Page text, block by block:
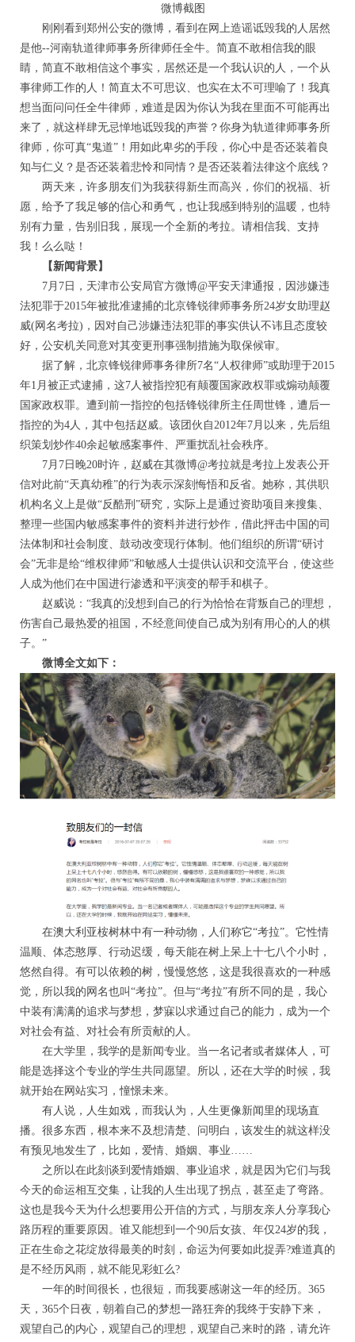
微博截图
刚刚看到郑州公安的微博，看到在网上造谣诋毁我的人居然
是他--河南轨道律师事务所律师任全牛。简直不敢相信我的眼
睛，简直不敢相信这个事实，居然还是一个我认识的人，一个从
事律师工作的人！简直太不可思议、也实在太不可理喻了！我真
想当面问问任全牛律师，难道是因为你认为我在里面不可能再出
来了，就这样肆无忌惮地诋毁我的声誉？你身为轨道律师事务所
律师，你可真“鬼道”！用如此卑劣的手段，你心中是否还装着良
知与仁义？是否还装着悲怜和同情？是否还装着法律这个底线？
两天来，许多朋友们为我获得新生而高兴，你们的祝福、祈
愿，给予了我足够的信心和勇气，也让我感到特别的温暖，也特
别有力量，告别旧我，展现一个全新的考拉。请相信我、支持
我！么么哒！
【新闻背景】
7月7日，天津市公安局官方微博@平安天津通报，因涉嫌违
法犯罪于2015年被批准逮捕的北京锋锐律师事务所24岁女助理赵
威(网名考拉)，因对自己涉嫌违法犯罪的事实供认不讳且态度较
好，公安机关同意对其变更刑事强制措施为取保候审。
据了解，北京锋锐律师事务律所7名“人权律师”或助理于2015
年1月被正式逮捕，这7人被指控犯有颠覆国家政权罪或煽动颠覆
国家政权罪。遭到前一指控的包括锋锐律所主任周世锋，遭后一
指控的为4人，其中包括赵威。该团伙自2012年7月以来，先后组
织策划炒作40余起敏感案事件、严重扰乱社会秩序。
7月7日晚20时许，赵威在其微博@考拉就是考拉上发表公开
信对此前“天真幼稚”的行为表示深刻悔悟和反省。她称，其供职
机构名义上是做“反酷刑”研究，实际上是通过资助项目来搜集、
整理一些国内敏感案事件的资料并进行炒作，借此抨击中国的司
法体制和社会制度、鼓动改变现行体制。他们组织的所谓“研讨
会”无非是给“维权律师”和敏感人士提供认识和交流平台，使这些
人成为他们在中国进行渗透和平演变的帮手和棋子。
赵威说：“我真的没想到自己的行为恰恰在背叛自己的理想，
伤害自己最热爱的祖国，不经意间使自己成为别有用心的人的棋
子。”
微博全文如下：
在澳大利亚桉树林中有一种动物，人们称它“考拉”。它性情
温顺、体态憨厚、行动迟缓，每天能在树上呆上十七八个小时，
悠然自得。有可以依赖的树，慢慢悠悠，这是我很喜欢的一种感
觉，所以我的网名也叫“考拉”。但与“考拉”有所不同的是，我心
中装有满满的追求与梦想，梦寐以求通过自己的能力，成为一个
对社会有益、对社会有所贡献的人。
在大学里，我学的是新闻专业。当一名记者或者媒体人，可
能是选择这个专业的学生共同愿望。所以，还在大学的时候，我
就开始在网站实习，憧憬未来。
有人说，人生如戏，而我认为，人生更像新闻里的现场直
播。很多东西，根本来不及想清楚、问明白，该发生的就这样没
有预见地发生了，比如，爱情、婚姻、事业……
之所以在此刻谈到爱情婚姻、事业追求，就是因为它们与我
今天的命运相互交集，让我的人生出现了拐点，甚至走了弯路。
这也是我今天为什么想要用公开信的方式，与朋友亲人分享我心
路历程的重要原因。谁又能想到一个90后女孩、年仅24岁的我，
正在生命之花绽放得最美的时刻，命运为何要如此捉弄?难道真的
是不经历风雨，就不能见彩虹么?
一年的时间很长，也很短，而我要感谢这一年的经历。365
天，365个日夜，朝着自己的梦想一路狂奔的我终于安静下来，
观望自己的内心，观望自己的理想，观望自己来时的路，请允许